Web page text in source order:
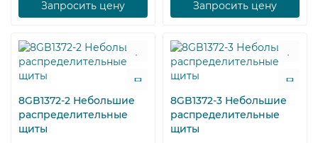
Запросить цену Запросить цену
8GB1372-2 Небольшие
распределительные
щиты
8GB1372-3 Небольшие
распределительные
щиты